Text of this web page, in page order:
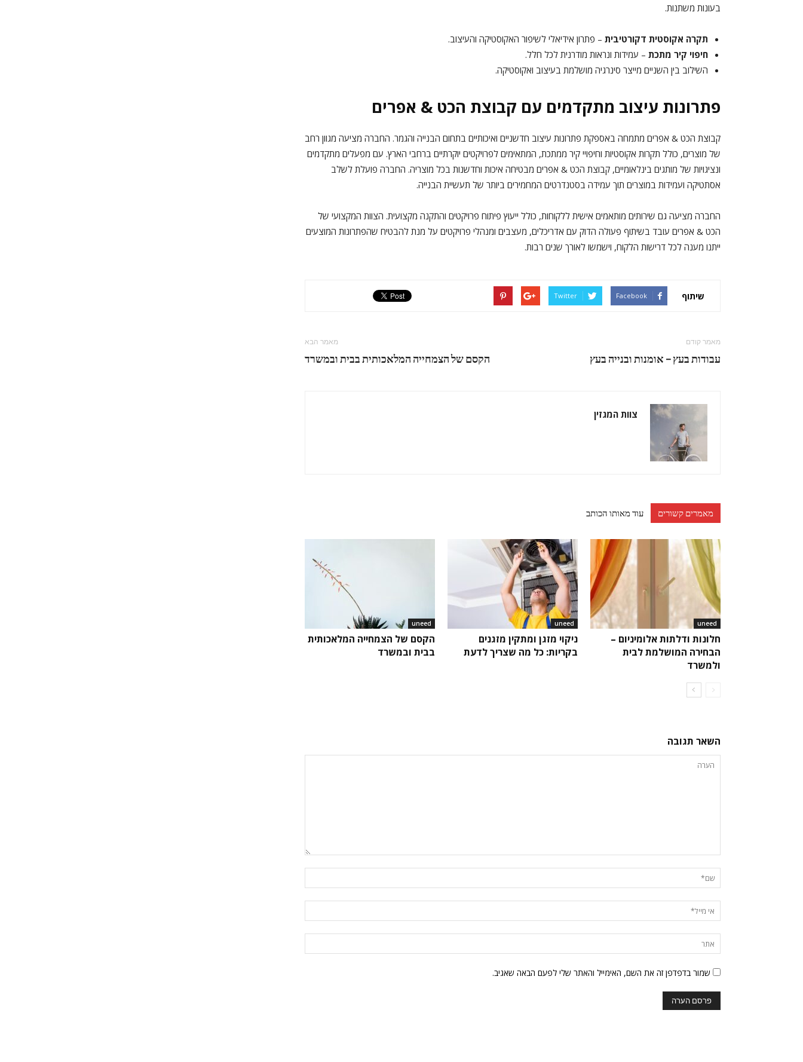
בעונות משתנות.
תקרה אקוסטית דקורטיבית – פתרון אידיאלי לשיפור האקוסטיקה והעיצוב.
חיפוי קיר מתכת – עמידות ונראות מודרנית לכל חלל.
השילוב בין השניים מייצר סינרגיה מושלמת בעיצוב ואקוסטיקה.
פתרונות עיצוב מתקדמים עם קבוצת הכט & אפרים
קבוצת הכט & אפרים מתמחה באספקת פתרונות עיצוב חדשניים ואיכותיים בתחום הבנייה והגמר. החברה מציעה מגוון רחב
של מוצרים, כולל תקרות אקוסטיות וחיפויי קיר ממתכת, המתאימים לפרויקטים יוקרתיים ברחבי הארץ. עם מפעלים מתקדמים
ונציגויות של מותגים בינלאומיים, קבוצת הכט & אפרים מבטיחה איכות וחדשנות בכל מוצריה. החברה פועלת לשלב
אסתטיקה ועמידות במוצרים תוך עמידה בסטנדרטים המחמירים ביותר של תעשיית הבנייה.
החברה מציעה גם שירותים מותאמים אישית ללקוחות, כולל ייעוץ פיתוח פרויקטים והתקנה מקצועית. הצוות המקצועי של
הכט & אפרים עובד בשיתוף פעולה הדוק עם אדריכלים, מעצבים ומנהלי פרויקטים על מנת להבטיח שהפתרונות המוצעים
ייתנו מענה לכל דרישות הלקוח, וישמשו לאורך שנים רבות.
שיתוף Facebook
Twitter
מאמר קודם
עבודות בעץ – אומנות ובנייה בעץ
מאמר הבא
הקסם של הצמחייה המלאכותית בבית ובמשרד
צוות המגזין
מאמרים קשורים עוד מאותו הכותב
uneed
חלונות ודלתות אלומיניום –
הבחירה המושלמת לבית
ולמשרד
uneed
ניקוי מזגן ומתקין מזגנים
בקריות: כל מה שצריך לדעת
uneed
הקסם של הצמחייה המלאכותית
בבית ובמשרד
השאר תגובה
שמור בדפדפן זה את השם, האימייל והאתר שלי לפעם הבאה שאגיב.